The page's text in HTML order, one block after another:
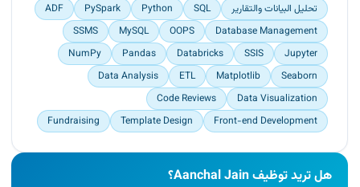
تحليل البيانات والتقارير
SQL
Python
PySpark
ADF
Database Management
OOPS
MySQL
SSMS
Jupyter
SSIS
Databricks
Pandas
NumPy
Seaborn
Matplotlib
ETL
Data Analysis
Data Visualization
Code Reviews
Front-end Development
Template Design
Fundraising
هل تريد توظيف Aanchal Jain؟